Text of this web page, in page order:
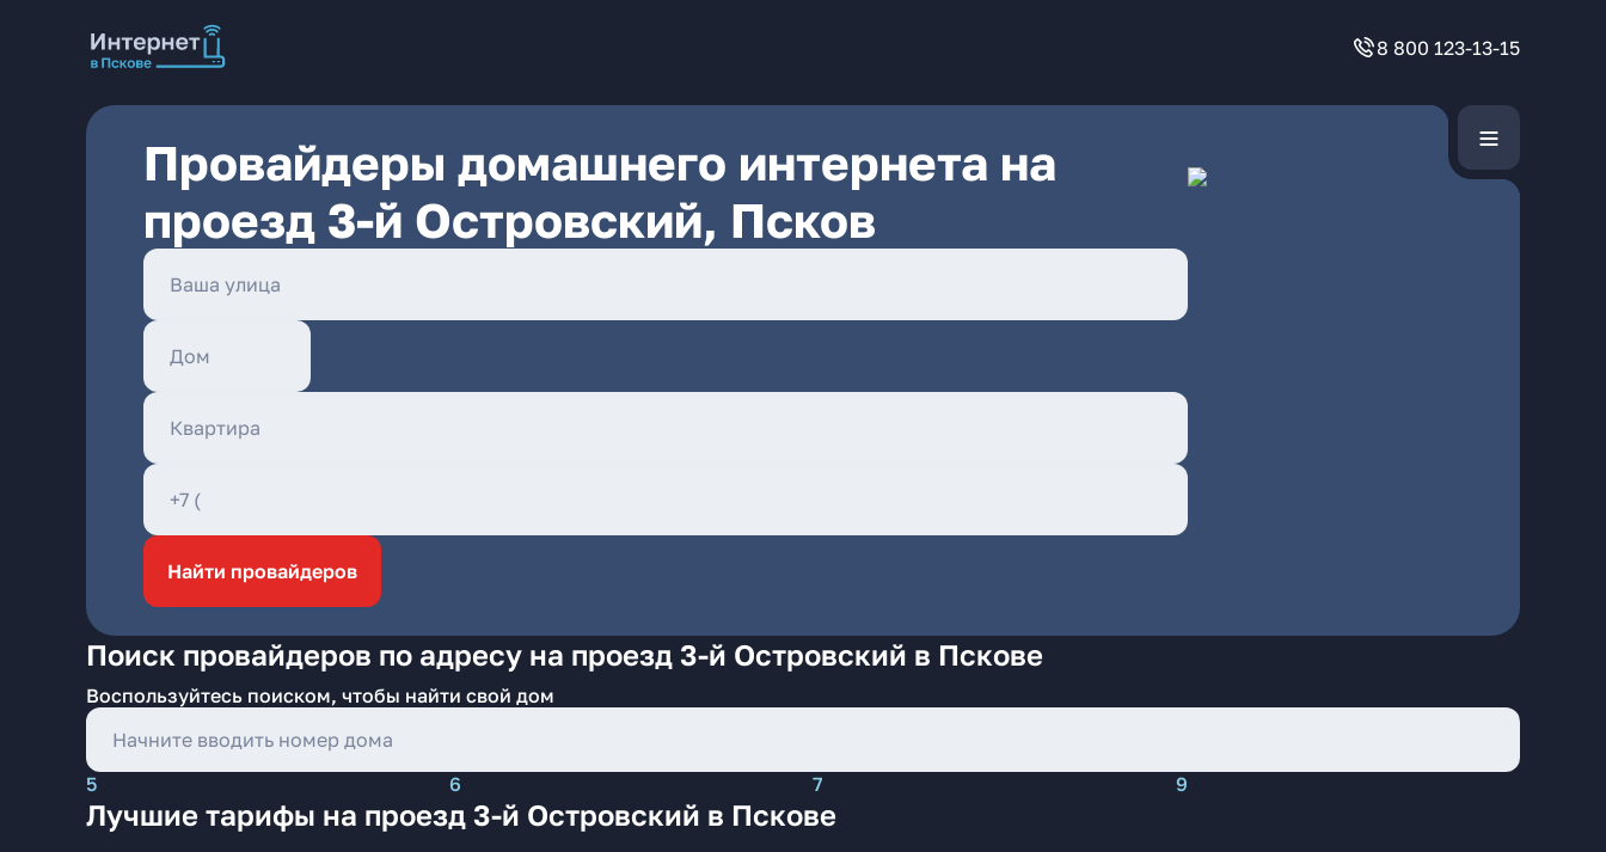
8 800 123-13-15
Провайдеры домашнего интернета на
проезд 3-й Островский, Псков
Найти провайдеров
Поиск провайдеров по адресу на проезд 3-й Островский в Пскове
Воспользуйтесь поиском, чтобы найти свой дом
5 6 7 9
Лучшие тарифы на проезд 3-й Островский в Пскове